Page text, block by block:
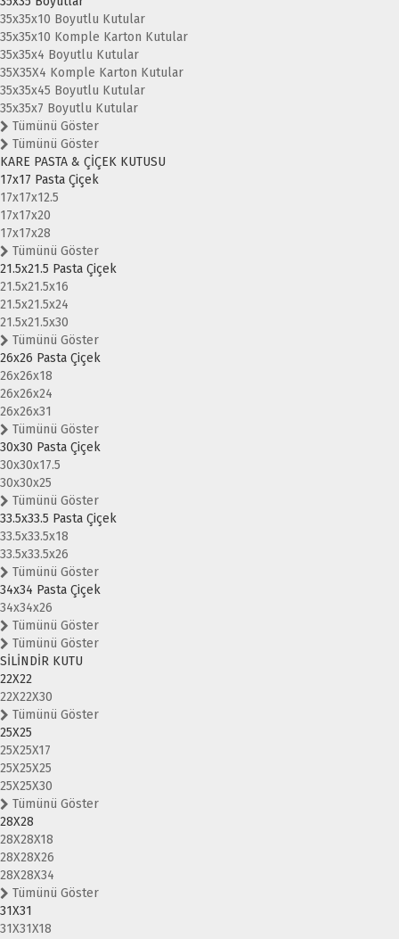
35x35x10 Boyutlu Kutular
35x35x10 Komple Karton Kutular
35x35x4 Boyutlu Kutular
35X35X4 Komple Karton Kutular
35x35x45 Boyutlu Kutular
35x35x7 Boyutlu Kutular
Tümünü Göster
Tümünü Göster
KARE PASTA & ÇİÇEK KUTUSU
17x17 Pasta Çiçek
17x17x12.5
17x17x20
17x17x28
Tümünü Göster
21.5x21.5 Pasta Çiçek
21.5x21.5x16
21.5x21.5x24
21.5x21.5x30
Tümünü Göster
26x26 Pasta Çiçek
26x26x18
26x26x24
26x26x31
Tümünü Göster
30x30 Pasta Çiçek
30x30x17.5
30x30x25
Tümünü Göster
33.5x33.5 Pasta Çiçek
33.5x33.5x18
33.5x33.5x26
Tümünü Göster
34x34 Pasta Çiçek
34x34x26
Tümünü Göster
Tümünü Göster
SİLİNDİR KUTU
22X22
22X22X30
Tümünü Göster
25X25
25X25X17
25X25X25
25X25X30
Tümünü Göster
28X28
28X28X18
28X28X26
28X28X34
Tümünü Göster
31X31
31X31X18